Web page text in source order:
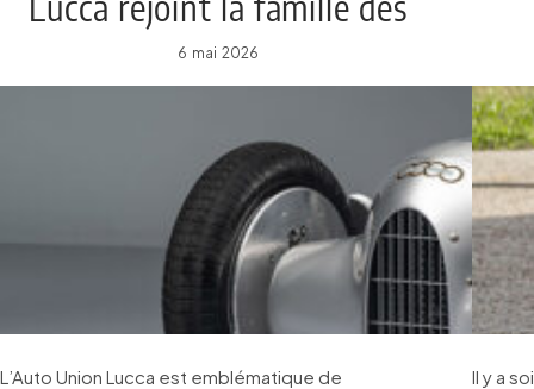
Flèches d’Argent
6 mai 2026
L’Auto Union Lucca est emblématique de
Il y a